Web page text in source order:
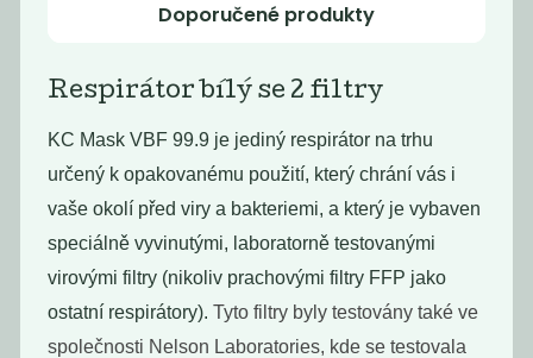
Deodorant bez
sody lemongras
229Kč
Deodorant bez
sody pink
229Kč
Doporučené produkty
Respirátor bílý se 2 filtry
KC Mask VBF 99.9 je jediný respirátor na trhu
určený k opakovanému použití, který chrání vás i
vaše okolí před viry a bakteriemi, a který je vybaven
speciálně vyvinutými, laboratorně testovanými
virovými filtry (nikoliv prachovými filtry FFP jako
ostatní respirátory). Tyto filtry byly testovány také ve
společnosti Nelson Laboratories, kde se testovala